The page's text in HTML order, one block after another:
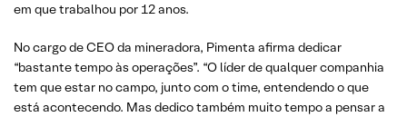
em que trabalhou por 12 anos.
No cargo de CEO da mineradora, Pimenta afirma dedicar
“bastante tempo às operações”. “O líder de qualquer companhia
tem que estar no campo, junto com o time, entendendo o que
está acontecendo. Mas dedico também muito tempo a pensar a